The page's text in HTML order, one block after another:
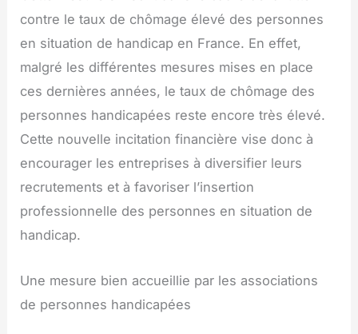
contre le taux de chômage élevé des personnes
en situation de handicap en France. En effet,
malgré les différentes mesures mises en place
ces dernières années, le taux de chômage des
personnes handicapées reste encore très élevé.
Cette nouvelle incitation financière vise donc à
encourager les entreprises à diversifier leurs
recrutements et à favoriser l’insertion
professionnelle des personnes en situation de
handicap.
Une mesure bien accueillie par les associations
de personnes handicapées